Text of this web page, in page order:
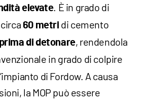
elevate. È in grado di
60 metri di cemento
prima di detonare, rendendola
in grado di colpire
di Fordow. A causa
la MOP può essere